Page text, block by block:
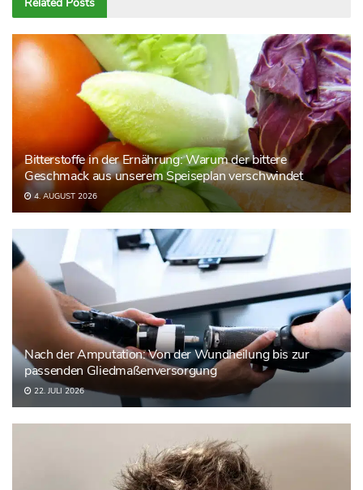
Related Posts
Bitterstoffe in der Ernährung: Warum der bittere
Geschmack aus unserem Speiseplan verschwindet
4. AUGUST 2026
Nach der Amputation: Von der Wundheilung bis zur
passenden Gliedmaßenversorgung
22. JULI 2026